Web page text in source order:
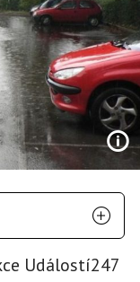
Událostí247